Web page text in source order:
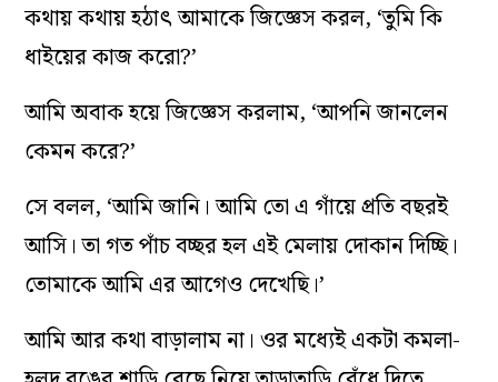
কথায় কথায় হঠাৎ আমাকে জিজ্ঞেস করল, ‘তুমি কি
ধাইয়ের কাজ করো?’
আমি অবাক হয়ে জিজ্ঞেস করলাম, ‘আপনি জানলেন
কেমন করে?’
সে বলল, ‘আমি জানি। আমি তো এ গাঁয়ে প্রতি বছরই
আসি। তা গত পাঁচ বচ্ছর হল এই মেলায় দোকান দিচ্ছি।
তোমাকে আমি এর আগেও দেখেছি।’
আমি আর কথা বাড়ালাম না। ওর মধ্যেই একটা কমলা-